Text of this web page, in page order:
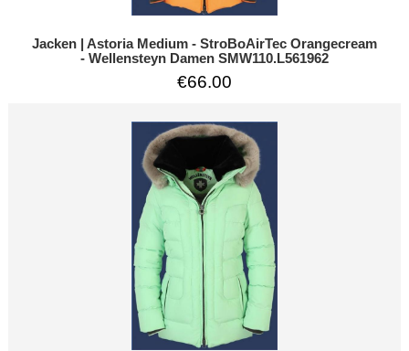
Jacken | Astoria Medium - StroBoAirTec Orangecream
- Wellensteyn Damen SMW110.L561962
€66.00